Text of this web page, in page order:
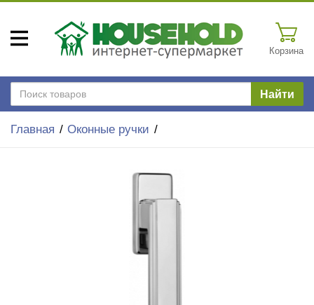
Корзина
Найти
Главная Оконные ручки